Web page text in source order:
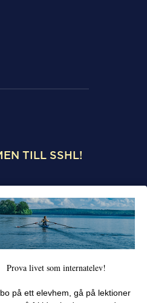
TILL SSHL!
Läroverket
allé 8
Prova livet som internatelev!
på ett elevhem, gå på lektioner